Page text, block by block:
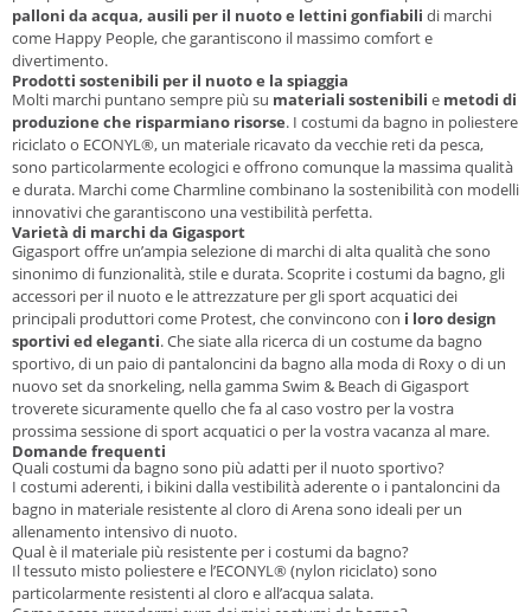
palloni da acqua, ausili per il nuoto e lettini gonfiabili di marchi
come Happy People, che garantiscono il massimo comfort e
divertimento.
Prodotti sostenibili per il nuoto e la spiaggia
Molti marchi puntano sempre più su materiali sostenibili e metodi di
produzione che risparmiano risorse. I costumi da bagno in poliestere
riciclato o ECONYL®, un materiale ricavato da vecchie reti da pesca,
sono particolarmente ecologici e offrono comunque la massima qualità
e durata. Marchi come Charmline combinano la sostenibilità con modelli
innovativi che garantiscono una vestibilità perfetta.
Varietà di marchi da Gigasport
Gigasport offre un’ampia selezione di marchi di alta qualità che sono
sinonimo di funzionalità, stile e durata. Scoprite i costumi da bagno, gli
accessori per il nuoto e le attrezzature per gli sport acquatici dei
principali produttori come Protest, che convincono con i loro design
sportivi ed eleganti. Che siate alla ricerca di un costume da bagno
sportivo, di un paio di pantaloncini da bagno alla moda di Roxy o di un
nuovo set da snorkeling, nella gamma Swim & Beach di Gigasport
troverete sicuramente quello che fa al caso vostro per la vostra
prossima sessione di sport acquatici o per la vostra vacanza al mare.
Domande frequenti
Quali costumi da bagno sono più adatti per il nuoto sportivo?
I costumi aderenti, i bikini dalla vestibilità aderente o i pantaloncini da
bagno in materiale resistente al cloro di Arena sono ideali per un
allenamento intensivo di nuoto.
Qual è il materiale più resistente per i costumi da bagno?
Il tessuto misto poliestere e l’ECONYL® (nylon riciclato) sono
particolarmente resistenti al cloro e all’acqua salata.